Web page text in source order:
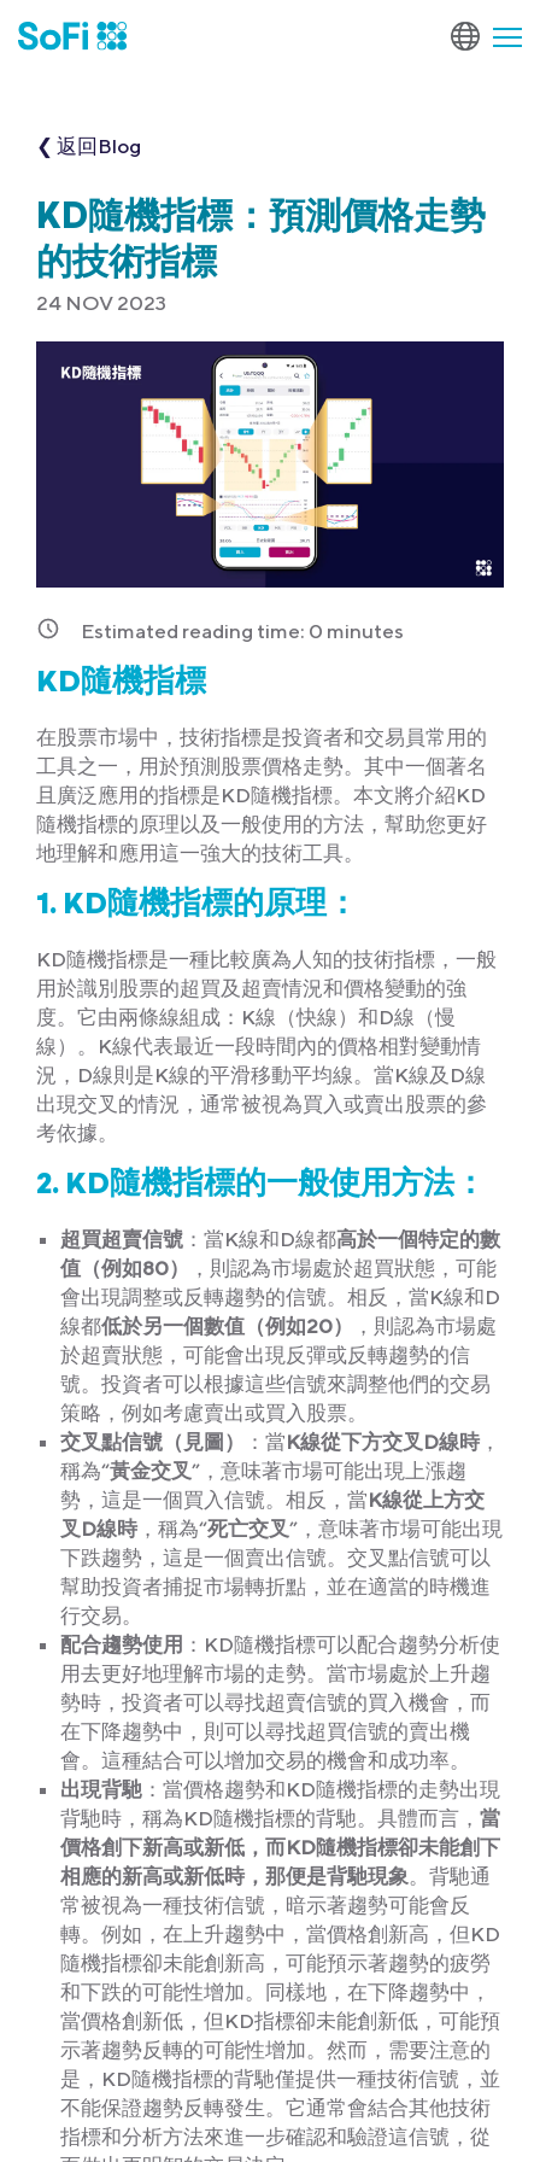
❮ 返回Blog
KD隨機指標：預測價格走勢
的技術指標
24 NOV 2023
Estimated reading time: 0 minutes
KD隨機指標
在股票市場中，技術指標是投資者和交易員常用的
工具之一，用於預測股票價格走勢。其中一個著名
且廣泛應用的指標是KD隨機指標。本文將介紹KD
隨機指標的原理以及一般使用的方法，幫助您更好
地理解和應用這一強大的技術工具。
1. KD隨機指標的原理：
KD隨機指標是一種比較廣為人知的技術指標，一般
用於識別股票的超買及超賣情況和價格變動的強
度。它由兩條線組成：K線（快線）和D線（慢
線）。K線代表最近一段時間內的價格相對變動情
況，D線則是K線的平滑移動平均線。當K線及D線
出現交叉的情況，通常被視為買入或賣出股票的參
考依據。
2. KD隨機指標的一般使用方法：
超買超賣信號 ：當K線和D線都高於一個特定的數
值（例如80）
，則認為市場處於超買狀態，可能
會出現調整或反轉趨勢的信號。相反，當K線和D
線都低於另一個數值（例如20）
，則認為市場處
於超賣狀態，可能會出現反彈或反轉趨勢的信
號。投資者可以根據這些信號來調整他們的交易
策略，例如考慮賣出或買入股票。
交叉點信號（見圖）
：當K線從下方交叉D線時 ，
稱為“黃金交叉”，意味著市場可能出現上漲趨
勢，這是一個買入信號。相反，當K線從上方交
叉D線時 ，稱為“死亡交叉”，意味著市場可能出現
下跌趨勢，這是一個賣出信號。交叉點信號可以
幫助投資者捕捉市場轉折點，並在適當的時機進
行交易。
配合趨勢使用 ：KD隨機指標可以配合趨勢分析使
用去更好地理解市場的走勢。當市場處於上升趨
勢時，投資者可以尋找超賣信號的買入機會，而
在下降趨勢中，則可以尋找超買信號的賣出機
會。這種結合可以增加交易的機會和成功率。
出現背馳 ：當價格趨勢和KD隨機指標的走勢出現
背馳時，稱為KD隨機指標的背馳。具體而言， 當
價格創下新高或新低，而KD隨機指標卻未能創下
相應的新高或新低時，那便是背馳現象。背馳通
常被視為一種技術信號，暗示著趨勢可能會反
轉。例如，在上升趨勢中，當價格創新高，但KD
隨機指標卻未能創新高，可能預示著趨勢的疲勞
和下跌的可能性增加。同樣地，在下降趨勢中，
當價格創新低，但KD指標卻未能創新低，可能預
示著趨勢反轉的可能性增加。然而，需要注意的
是，KD隨機指標的背馳僅提供一種技術信號，並
不能保證趨勢反轉發生。它通常會結合其他技術
指標和分析方法來進一步確認和驗證這信號，從